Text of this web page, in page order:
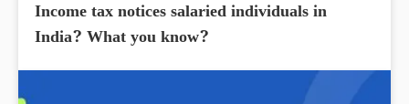
Income tax notices salaried individuals in
India? What you know?